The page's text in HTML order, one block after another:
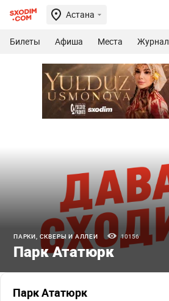
Астана
Билеты Афиша Места Журнал
ПАРКИ, СКВЕРЫ И АЛЛЕИ 10156
Парк Ататюрк
Парк Ататюрк